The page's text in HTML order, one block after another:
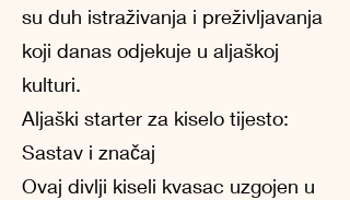
su duh istraživanja i preživljavanja
koji danas odjekuje u aljaškoj
kulturi.
Aljaški starter za kiselo tijesto:
Sastav i značaj
Ovaj divlji kiseli kvasac uzgojen u